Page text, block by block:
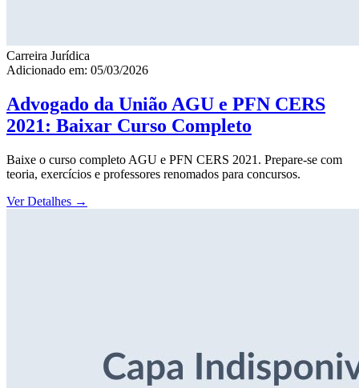
Carreira Jurídica
Adicionado em: 05/03/2026
Advogado da União AGU e PFN CERS
2021: Baixar Curso Completo
Baixe o curso completo AGU e PFN CERS 2021. Prepare-se com
teoria, exercícios e professores renomados para concursos.
Ver Detalhes →